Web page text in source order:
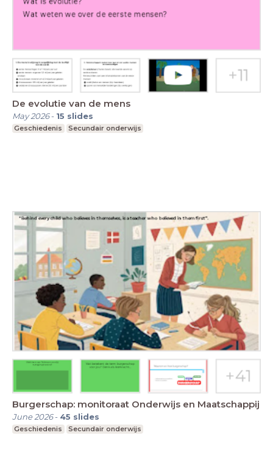
De evolutie van de mens
May 2026- 15 slides
Geschiedenis Secundair onderwijs
Burgerschap: monitoraat Onderwijs en Maatschappij
June 2026- 45 slides
Geschiedenis Secundair onderwijs